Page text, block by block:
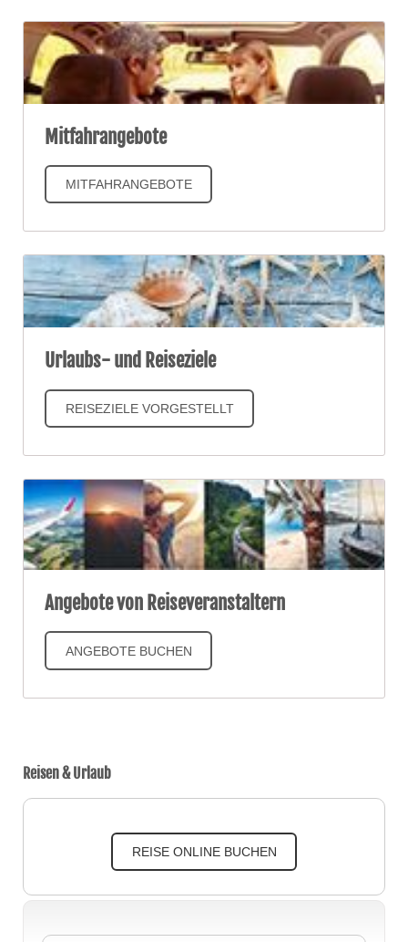
Mitfahrangebote
MITFAHRANGEBOTE
Urlaubs- und Reiseziele
REISEZIELE VORGESTELLT
Angebote von Reiseveranstaltern
ANGEBOTE BUCHEN
Reisen & Urlaub
REISE ONLINE BUCHEN